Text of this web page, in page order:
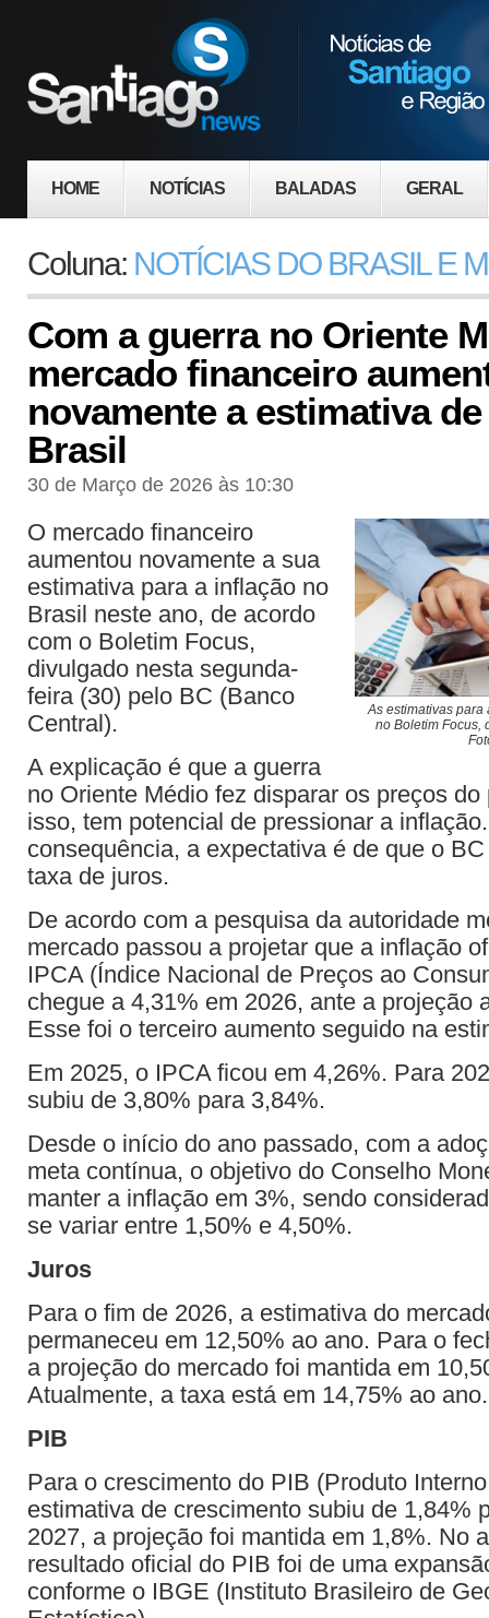
HOME NOTÍCIAS BALADAS GERAL
Coluna: NOTÍCIAS DO BRASIL E
Com a guerra no Oriente
mercado financeiro
novamente a estimativa
Brasil
30 de Março de 2026 às 10:30
As estimativas
no Boletim Focus,
O mercado financeiro
aumentou novamente a sua
estimativa para a inflação no
Brasil neste ano, de acordo
com o Boletim Focus,
divulgado nesta segunda-
feira (30) pelo BC (Banco
Central).
A explicação é que a guerra
no Oriente Médio fez disparar os preços do
isso, tem potencial de pressionar a
consequência, a expectativa é de que o
taxa de juros.
De acordo com a pesquisa da autoridade
mercado passou a projetar que a inflação
IPCA (Índice Nacional de Preços ao
chegue a 4,31% em 2026, ante a projeção
Esse foi o terceiro aumento seguido na
Em 2025, o IPCA ficou em 4,26%. Para
subiu de 3,80% para 3,84%.
Desde o início do ano passado, com a
meta contínua, o objetivo do Conselho
manter a inflação em 3%, sendo
se variar entre 1,50% e 4,50%.
Juros
Para o fim de 2026, a estimativa do
permaneceu em 12,50% ao ano. Para o
a projeção do mercado foi mantida em
Atualmente, a taxa está em 14,75% ao ano.
PIB
Para o crescimento do PIB (Produto
estimativa de crescimento subiu de 1,84%
2027, a projeção foi mantida em 1,8%. No
resultado oficial do PIB foi de uma
conforme o IBGE (Instituto Brasileiro de